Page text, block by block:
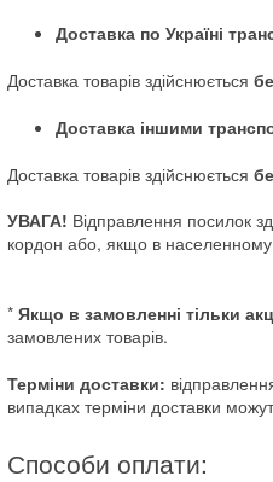
Доставка по Україні
Доставка товарів здійснюється
Доставка іншими
Доставка товарів здійснюється
УВАГА! Відправлення посилок
кордон або, якщо в населенному
* Якщо в замовленні тільки
замовлених товарів.
Терміни доставки:
випадках терміни доставки
Способи оплати: